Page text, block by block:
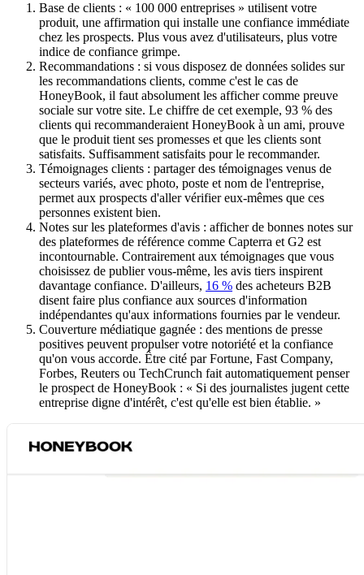
Base de clients : « 100 000 entreprises » utilisent votre
produit, une affirmation qui installe une confiance immédiate
chez les prospects. Plus vous avez d'utilisateurs, plus votre
indice de confiance grimpe.
Recommandations : si vous disposez de données solides sur
les recommandations clients, comme c'est le cas de
HoneyBook, il faut absolument les afficher comme preuve
sociale sur votre site. Le chiffre de cet exemple, 93 % des
clients qui recommanderaient HoneyBook à un ami, prouve
que le produit tient ses promesses et que les clients sont
satisfaits. Suffisamment satisfaits pour le recommander.
Témoignages clients : partager des témoignages venus de
secteurs variés, avec photo, poste et nom de l'entreprise,
permet aux prospects d'aller vérifier eux-mêmes que ces
personnes existent bien.
Notes sur les plateformes d'avis : afficher de bonnes notes sur
des plateformes de référence comme Capterra et G2 est
incontournable. Contrairement aux témoignages que vous
choisissez de publier vous-même, les avis tiers inspirent
davantage confiance. D'ailleurs, 16 % des acheteurs B2B
disent faire plus confiance aux sources d'information
indépendantes qu'aux informations fournies par le vendeur.
Couverture médiatique gagnée : des mentions de presse
positives peuvent propulser votre notoriété et la confiance
qu'on vous accorde. Être cité par Fortune, Fast Company,
Forbes, Reuters ou TechCrunch fait automatiquement penser
le prospect de HoneyBook : « Si des journalistes jugent cette
entreprise digne d'intérêt, c'est qu'elle est bien établie. »